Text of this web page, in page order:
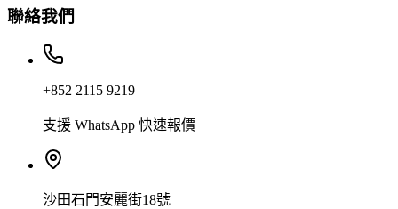
聯絡我們
+852 2115 9219
支援 WhatsApp 快速報價
沙田石門安麗街18號